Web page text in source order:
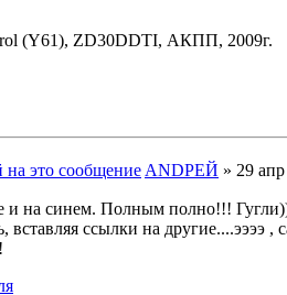
(Y61), ZD30DDTI, АКПП, 2009г.
ANDРЕЙ » 29
и на синем. Полным полно!!!
ссылки на другие....ээээ ,